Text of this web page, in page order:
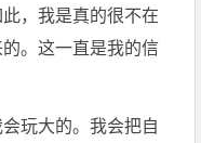
，我是真的很不在
。这一直是我的信
玩大的。我会把自